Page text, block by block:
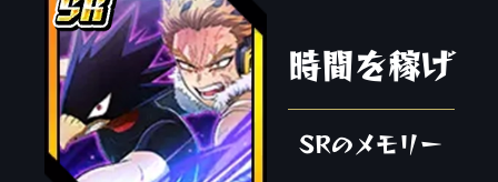
時間を稼げ
SRのメモリー